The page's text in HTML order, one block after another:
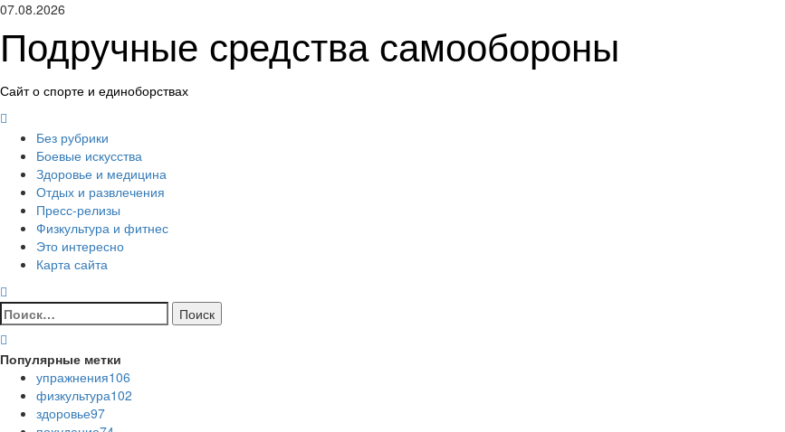
Перейти
содержимому
07.08.2026
Подручные средства самообороны
Сайт о спорте и единоборствах
менюБез рубрики
Боевые искусства
Здоровье и медицина
Отдых и развлечения
Пресс-релизы
Физкультура и фитнес
Это интересно
Карта сайта
Найти:
Популярные метки
упражнения106
физкультура102
здоровье97